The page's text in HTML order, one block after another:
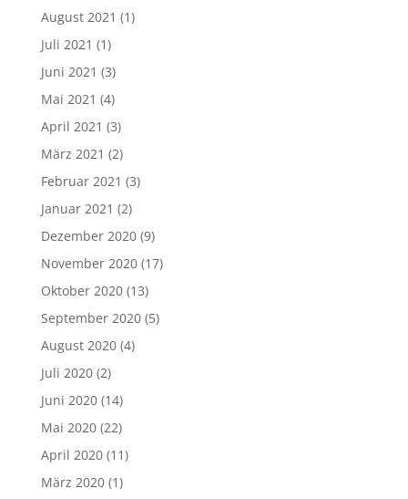
August 2021 (1)
Juli 2021 (1)
Juni 2021 (3)
Mai 2021 (4)
April 2021 (3)
März 2021 (2)
Februar 2021 (3)
Januar 2021 (2)
Dezember 2020(9)
November 2020(17)
Oktober 2020(13)
September 2020(5)
August 2020(4)
Juli 2020(2)
Juni 2020(14)
Mai 2020(22)
April 2020(11)
März 2020(1)